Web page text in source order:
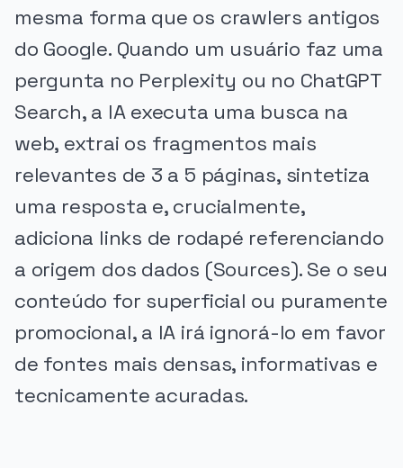
mesma forma que os crawlers antigos
do Google. Quando um usuário faz uma
pergunta no Perplexity ou no ChatGPT
Search, a IA executa uma busca na
web, extrai os fragmentos mais
relevantes de 3 a 5 páginas, sintetiza
uma resposta e, crucialmente,
adiciona links de rodapé referenciando
a origem dos dados (Sources). Se o seu
conteúdo for superficial ou puramente
promocional, a IA irá ignorá-lo em favor
de fontes mais densas, informativas e
tecnicamente acuradas.